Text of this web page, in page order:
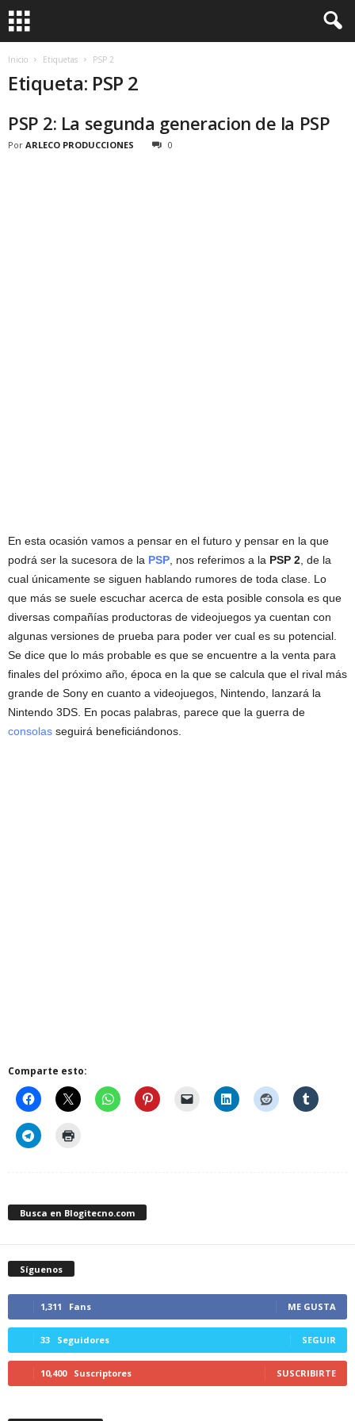
Inicio Etiquetas PSP 2
Etiqueta: PSP 2
PSP 2: La segunda generacion de la PSP
Por ARLECO PRODUCCIONES 0
En esta ocasión vamos a pensar en el futuro y pensar en la que
podrá ser la sucesora de la PSP , nos referimos a la PSP 2 , de la
cual únicamente se siguen hablando rumores de toda clase. Lo
que más se suele escuchar acerca de esta posible consola es que
diversas compañías productoras de videojuegos ya cuentan con
algunas versiones de prueba para poder ver cual es su potencial.
Se dice que lo más probable es que se encuentre a la venta para
finales del próximo año, época en la que se calcula que el rival más
grande de Sony en cuanto a videojuegos, Nintendo, lanzará la
Nintendo 3DS. En pocas palabras, parece que la guerra de
consolas seguirá beneficiándonos.
Comparte esto:
Busca en Blogitecno.com
Síguenos
1,311 Fans ME GUSTA
33 Seguidores SEGUIR
10,400 Suscriptores SUSCRIBIRTE